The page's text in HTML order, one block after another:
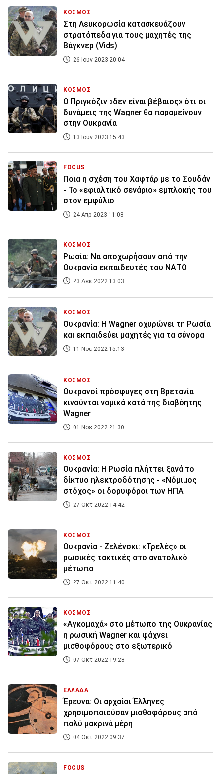
ΚΟΣΜΟΣ
Στη Λευκορωσία κατασκευάζουν
στρατόπεδα για τους μαχητές της
Βάγκνερ (Vids)
26 Ιουν 2023 20:04
ΚΟΣΜΟΣ
Ο Πριγκόζιν «δεν είναι βέβαιος» ότι οι
δυνάμεις της Wagner θα παραμείνουν
στην Ουκρανία
13 Ιουν 2023 15:43
FOCUS
Ποια η σχέση του Χαφτάρ με το Σουδάν
- Το «εφιαλτικό σενάριο» εμπλοκής του
στον εμφύλιο
24 Απρ 2023 11:08
ΚΟΣΜΟΣ
Ρωσία: Να αποχωρήσουν από την
Ουκρανία εκπαιδευτές του ΝΑΤΟ
23 Δεκ 2022 13:03
ΚΟΣΜΟΣ
Ουκρανία: Η Wagner οχυρώνει τη Ρωσία
και εκπαιδεύει μαχητές για τα σύνορα
11 Νοε 2022 15:13
ΚΟΣΜΟΣ
Ουκρανοί πρόσφυγες στη Βρετανία
κινούνται νομικά κατά της διαβόητης
Wagner
01 Νοε 2022 21:30
ΚΟΣΜΟΣ
Ουκρανία: Η Ρωσία πλήττει ξανά το
δίκτυο ηλεκτροδότησης - «Νόμιμος
στόχος» οι δορυφόροι των ΗΠΑ
27 Οκτ 2022 14:42
ΚΟΣΜΟΣ
Ουκρανία - Ζελένσκι: «Τρελές» οι
ρωσικές τακτικές στο ανατολικό
μέτωπο
27 Οκτ 2022 11:40
ΚΟΣΜΟΣ
«Αγκομαχά» στο μέτωπο της Ουκρανίας
η ρωσική Wagner και ψάχνει
μισθοφόρους στο εξωτερικό
07 Οκτ 2022 19:28
ΕΛΛΑΔΑ
Έρευνα: Οι αρχαίοι Έλληνες
χρησιμοποιούσαν μισθοφόρους από
πολύ μακρινά μέρη
04 Οκτ 2022 09:37
FOCUS